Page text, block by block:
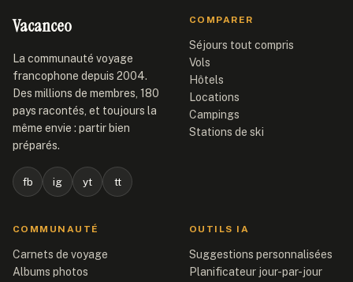
Vacanceo
La communauté voyage
francophone depuis 2004.
Des millions de membres, 180
pays racontés, et toujours la
même envie : partir bien
préparés.
fb ig yt tt
COMPARER
Séjours tout compris
Vols
Hôtels
Locations
Campings
Stations de ski
COMMUNAUTÉ
Carnets de voyage
Albums photos
OUTILS IA
Suggestions personnalisées
Planificateur jour-par-jour